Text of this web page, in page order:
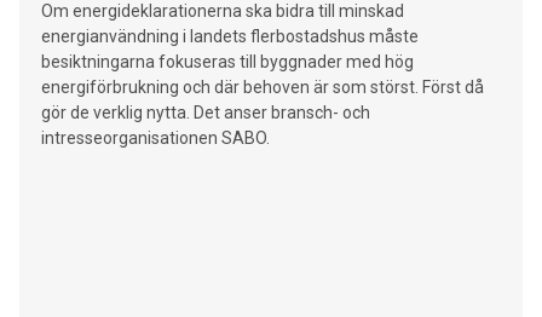
Om energideklarationerna ska bidra till minskad
energianvändning i landets flerbostadshus måste
besiktningarna fokuseras till byggnader med hög
energiförbrukning och där behoven är som störst. Först då
gör de verklig nytta. Det anser bransch- och
intresseorganisationen SABO.